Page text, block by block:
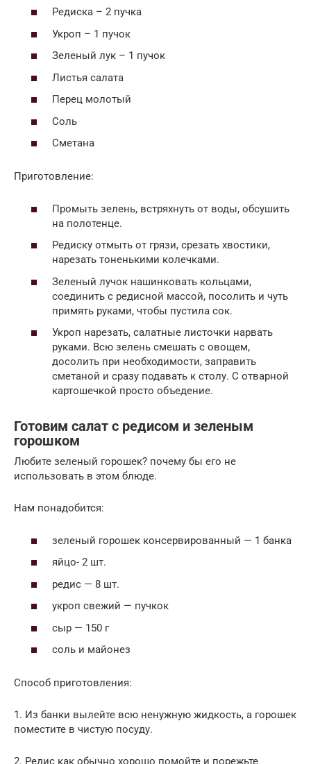
Редиска – 2 пучка
Укроп – 1 пучок
Зеленый лук – 1 пучок
Листья салата
Перец молотый
Соль
Сметана
Приготовление:
Промыть зелень, встряхнуть от воды, обсушить
на полотенце.
Редиску отмыть от грязи, срезать хвостики,
нарезать тоненькими колечками.
Зеленый лучок нашинковать кольцами,
соединить с редисной массой, посолить и чуть
примять руками, чтобы пустила сок.
Укроп нарезать, салатные листочки нарвать
руками. Всю зелень смешать с овощем,
досолить при необходимости, заправить
сметаной и сразу подавать к столу. С отварной
картошечкой просто объедение.
Готовим салат с редисом и зеленым
горошком
Любите зеленый горошек? почему бы его не
использовать в этом блюде.
Нам понадобится:
зеленый горошек консервированный — 1 банка
яйцо- 2 шт.
редис — 8 шт.
укроп свежий — пучкок
сыр — 150 г
соль и майонез
Способ приготовления:
1. Из банки вылейте всю ненужную жидкость, а горошек
поместите в чистую посуду.
2. Редис как обычно хорошо помойте и порежьте